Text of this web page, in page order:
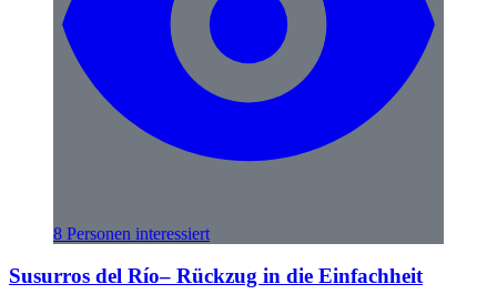
8 Personen interessiert
Susurros del Río– Rückzug in die Einfachheit